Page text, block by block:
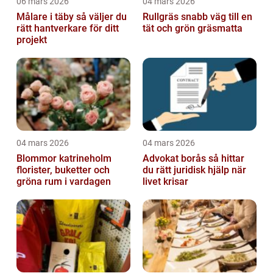
Målare i täby så väljer du
rätt hantverkare för ditt
projekt
Rullgräs snabb väg till en
tät och grön gräsmatta
04 mars 2026
Blommor katrineholm
florister, buketter och
gröna rum i vardagen
04 mars 2026
Advokat borås så hittar
du rätt juridisk hjälp när
livet krisar